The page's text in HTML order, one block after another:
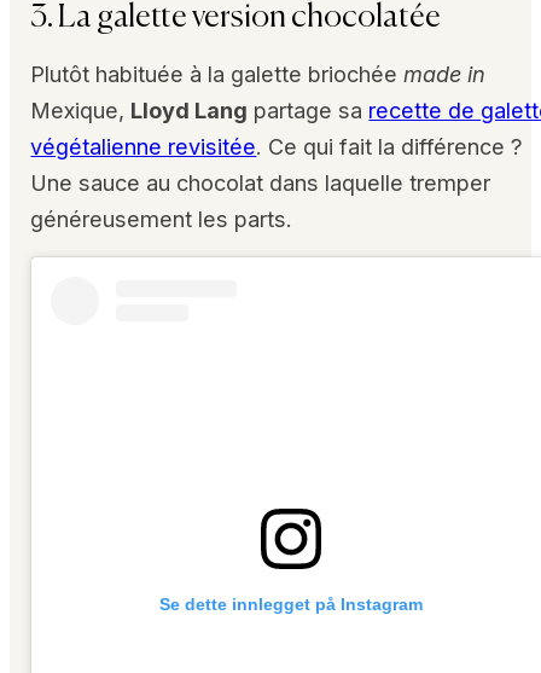
3. La galette version chocolatée
Plutôt habituée à la galette briochéemade in
Mexique, Lloyd Lang partage sa recette de
végétalienne revisitée. Ce qui fait la différence ?
Une sauce au chocolat dans laquelle tremper
généreusement les parts.
Se dette innlegget på Instagram